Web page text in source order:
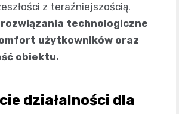
z teraźniejszością.
technologiczne
użytkowników oraz
obiektu.
działalności dla